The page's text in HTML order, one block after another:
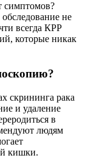
симптомов?
не
всегда КРР
которые никак
скрининга рака
и удаление
в
людям
кишки.